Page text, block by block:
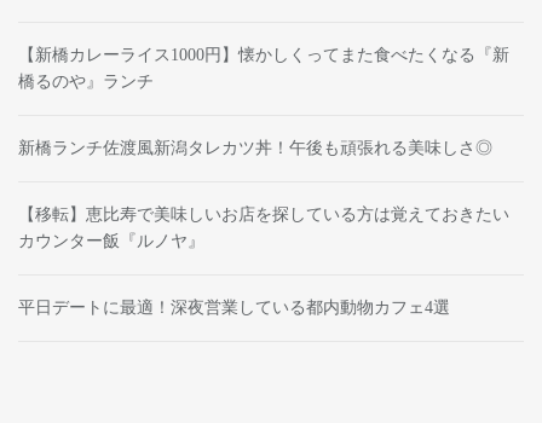
【新橋カレーライス1000円】懐かしくってまた食べたくなる『新
橋るのや』ランチ
新橋ランチ佐渡風新潟タレカツ丼！午後も頑張れる美味しさ◎
【移転】恵比寿で美味しいお店を探している方は覚えておきたい
カウンター飯『ルノヤ』
平日デートに最適！深夜営業している都内動物カフェ4選